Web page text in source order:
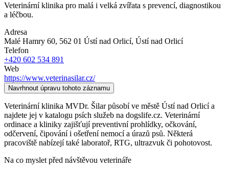
Veterinární klinika pro malá i velká zvířata s prevencí, diagnostikou
a léčbou.
Adresa
Malé Hamry 60, 562 01 Ústí nad Orlicí, Ústí nad Orlicí
Telefon
+420 602 534 891
Web
https://www.veterinasilar.cz/
Navrhnout úpravu tohoto záznamu
Veterinární klinika MVDr. Šilar působí ve městě Ústí nad Orlicí a
najdete jej v katalogu psích služeb na dogslife.cz. Veterinární
ordinace a kliniky zajišťují preventivní prohlídky, očkování,
odčervení, čipování i ošetření nemocí a úrazů psů. Některá
pracoviště nabízejí také laboratoř, RTG, ultrazvuk či pohotovost.
Na co myslet před návštěvou veterináře